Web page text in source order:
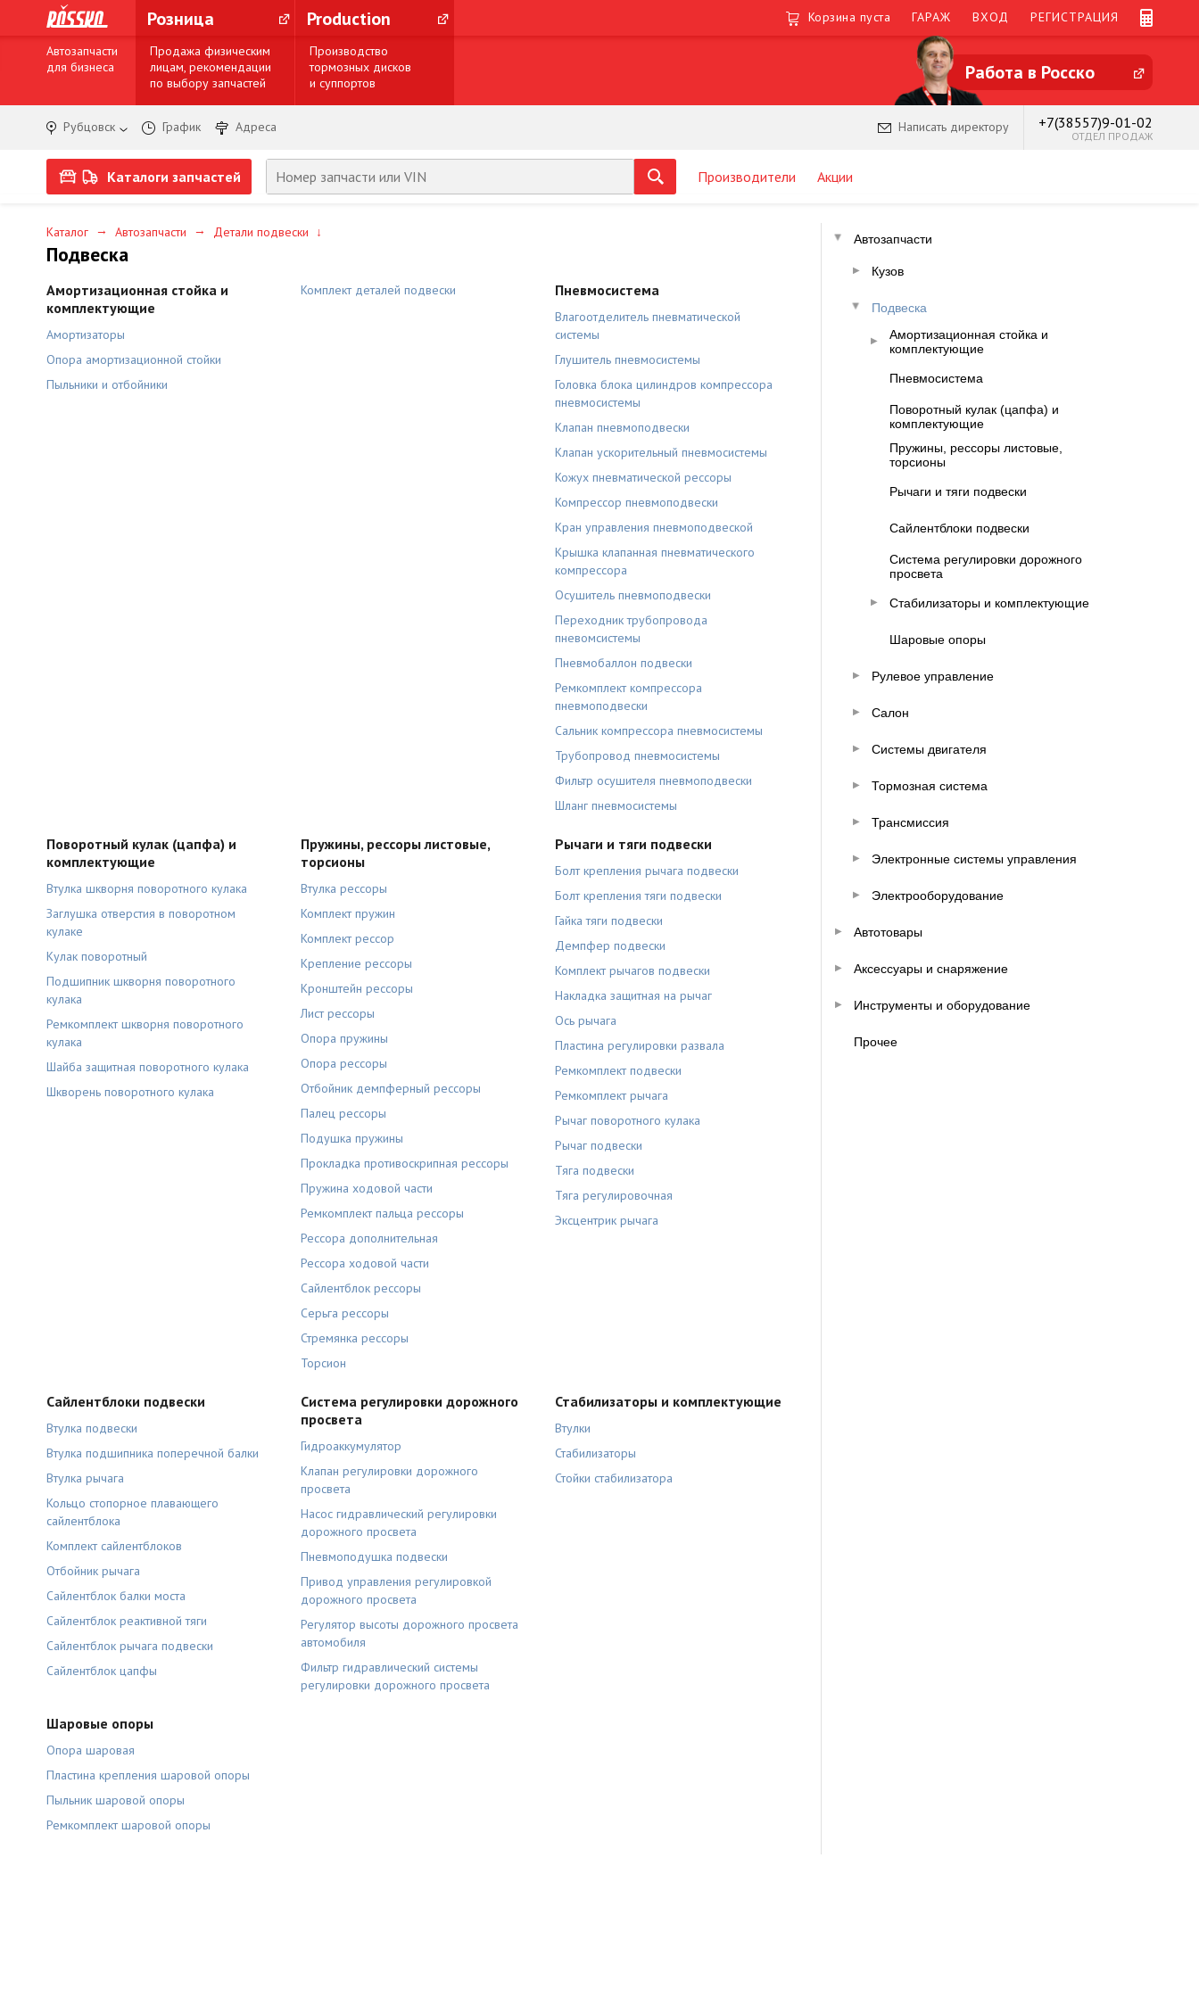
Розница Production Корзина пуста ГАРАЖ ВХОД РЕГИСТРАЦИЯ
Автозапчасти
для бизнеса
Продажа физическим
лицам, рекомендации
по выбору запчастей
Производство
тормозных дисков
и суппортов
Работа в Росско
Рубцовск График Адреса Написать директору +7(38557)9-01-02
ОТДЕЛ ПРОДАЖ
Каталоги запчастей Производители Акции
Каталог → Автозапчасти → Детали подвески ↓
Подвеска
Амортизационная стойка и
комплектующие
Амортизаторы
Опора амортизационной стойки
Пыльники и отбойники
Комплект деталей подвески Пневмосистема
Влагоотделитель пневматической
системы
Глушитель пневмосистемы
Головка блока цилиндров компрессора
пневмосистемы
Клапан пневмоподвески
Клапан ускорительный пневмосистемы
Кожух пневматической рессоры
Компрессор пневмоподвески
Кран управления пневмоподвеской
Крышка клапанная пневматического
компрессора
Осушитель пневмоподвески
Переходник трубопровода
пневомсистемы
Пневмобаллон подвески
Ремкомплект компрессора
пневмоподвески
Сальник компрессора пневмосистемы
Трубопровод пневмосистемы
Фильтр осушителя пневмоподвески
Шланг пневмосистемы
Поворотный кулак (цапфа) и
комплектующие
Втулка шкворня поворотного кулака
Заглушка отверстия в поворотном
кулаке
Кулак поворотный
Подшипник шкворня поворотного
кулака
Ремкомплект шкворня поворотного
кулака
Шайба защитная поворотного кулака
Шкворень поворотного кулака
Пружины, рессоры листовые,
торсионы
Втулка рессоры
Комплект пружин
Комплект рессор
Крепление рессоры
Кронштейн рессоры
Лист рессоры
Опора пружины
Опора рессоры
Отбойник демпферный рессоры
Палец рессоры
Подушка пружины
Прокладка противоскрипная рессоры
Пружина ходовой части
Ремкомплект пальца рессоры
Рессора дополнительная
Рессора ходовой части
Сайлентблок рессоры
Серьга рессоры
Стремянка рессоры
Торсион
Рычаги и тяги подвески
Болт крепления рычага подвески
Болт крепления тяги подвески
Гайка тяги подвески
Демпфер подвески
Комплект рычагов подвески
Накладка защитная на рычаг
Ось рычага
Пластина регулировки развала
Ремкомплект подвески
Ремкомплект рычага
Рычаг поворотного кулака
Рычаг подвески
Тяга подвески
Тяга регулировочная
Эксцентрик рычага
Сайлентблоки подвески
Втулка подвески
Втулка подшипника поперечной балки
Втулка рычага
Кольцо стопорное плавающего
сайлентблока
Комплект сайлентблоков
Отбойник рычага
Сайлентблок балки моста
Сайлентблок реактивной тяги
Сайлентблок рычага подвески
Сайлентблок цапфы
Система регулировки дорожного
просвета
Гидроаккумулятор
Клапан регулировки дорожного
просвета
Насос гидравлический регулировки
дорожного просвета
Пневмоподушка подвески
Привод управления регулировкой
дорожного просвета
Регулятор высоты дорожного просвета
автомобиля
Фильтр гидравлический системы
регулировки дорожного просвета
Стабилизаторы и комплектующие
Втулки
Стабилизаторы
Стойки стабилизатора
Шаровые опоры
Опора шаровая
Пластина крепления шаровой опоры
Пыльник шаровой опоры
Ремкомплект шаровой опоры
Автозапчасти
Кузов
Подвеска
Амортизационная стойка и
комплектующие
Пневмосистема
Поворотный кулак (цапфа) и
комплектующие
Пружины, рессоры листовые,
торсионы
Рычаги и тяги подвески
Сайлентблоки подвески
Система регулировки дорожного
просвета
Стабилизаторы и комплектующие
Шаровые опоры
Рулевое управление
Салон
Системы двигателя
Тормозная система
Трансмиссия
Электронные системы управления
Электрооборудование
Автотовары
Аксессуары и снаряжение
Инструменты и оборудование
Прочее